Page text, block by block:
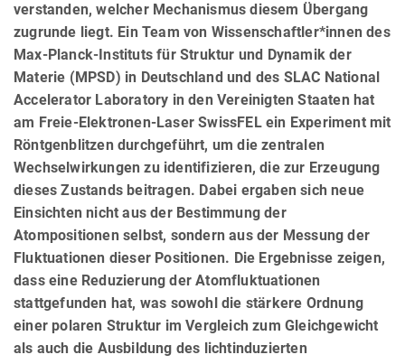
verstanden, welcher Mechanismus diesem Übergang
zugrunde liegt. Ein Team von Wissenschaftler*innen des
Max-Planck-Instituts für Struktur und Dynamik der
Materie (MPSD) in Deutschland und des SLAC National
Accelerator Laboratory in den Vereinigten Staaten hat
am Freie-Elektronen-Laser SwissFEL ein Experiment mit
Röntgenblitzen durchgeführt, um die zentralen
Wechselwirkungen zu identifizieren, die zur Erzeugung
dieses Zustands beitragen. Dabei ergaben sich neue
Einsichten nicht aus der Bestimmung der
Atompositionen selbst, sondern aus der Messung der
Fluktuationen dieser Positionen. Die Ergebnisse zeigen,
dass eine Reduzierung der Atomfluktuationen
stattgefunden hat, was sowohl die stärkere Ordnung
einer polaren Struktur im Vergleich zum Gleichgewicht
als auch die Ausbildung des lichtinduzierten